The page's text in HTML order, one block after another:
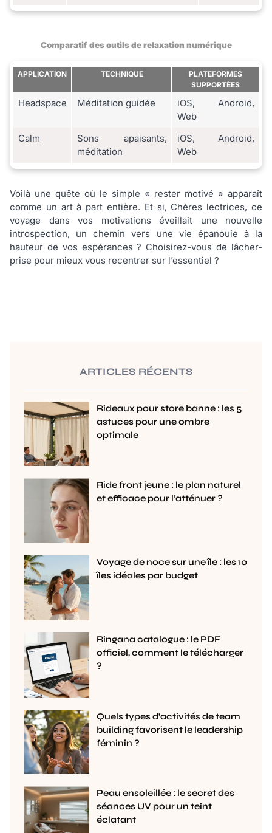
Comparatif des outils de relaxation numérique
APPLICATION TECHNIQUE
PLATEFORMES
SUPPORTÉES
Headspace Méditation guidée
iOS, Android,
Web
Calm
Sons apaisants,
méditation
iOS, Android,
Web
Voilà une quête où le simple « rester motivé » apparaît
comme un art à part entière. Et si, Chères lectrices, ce
voyage dans vos motivations éveillait une nouvelle
introspection, un chemin vers une vie épanouie à la
hauteur de vos espérances ? Choisirez-vous de lâcher-
prise pour mieux vous recentrer sur l’essentiel ?
ARTICLES RÉCENTS
Rideaux pour store banne : les 5
astuces pour une ombre
optimale
Ride front jeune : le plan naturel
et efficace pour l’atténuer ?
Voyage de noce sur une île : les 10
îles idéales par budget
Ringana catalogue : le PDF
officiel, comment le télécharger
?
Quels types d’activités de team
building favorisent le leadership
féminin ?
Peau ensoleillée : le secret des
séances UV pour un teint
éclatant